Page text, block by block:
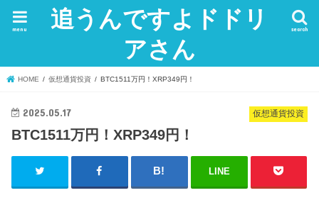
追うんですよドドリ
アさん
search
menu
HOME 仮想通貨投資 BTC1511万円！XRP349円！
仮想通貨投資
2025.05.17
BTC1511万円！XRP349円！
LINE